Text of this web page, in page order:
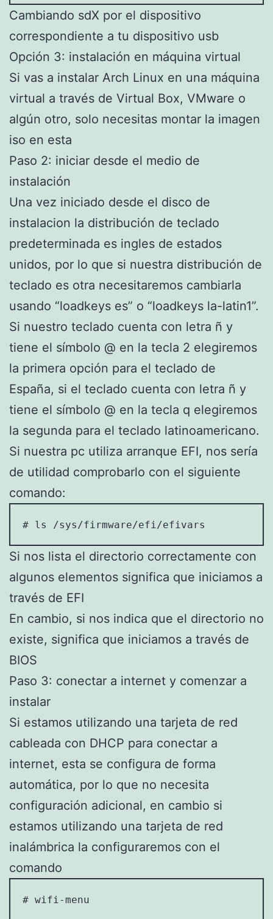
Cambiando sdX por el dispositivo
correspondiente a tu dispositivo usb
Opción 3: instalación en máquina virtual
Si vas a instalar Arch Linux en una máquina
virtual a través de Virtual Box, VMware o
algún otro, solo necesitas montar la imagen
iso en esta
Paso 2: iniciar desde el medio de
instalación
Una vez iniciado desde el disco de
instalacion la distribución de teclado
predeterminada es ingles de estados
unidos, por lo que si nuestra distribución de
teclado es otra necesitaremos cambiarla
usando “loadkeys es” o “loadkeys la-latin1”.
Si nuestro teclado cuenta con letra ñ y
tiene el símbolo @ en la tecla 2 elegiremos
la primera opción para el teclado de
España, si el teclado cuenta con letra ñ y
tiene el símbolo @ en la tecla q elegiremos
la segunda para el teclado latinoamericano.
Si nuestra pc utiliza arranque EFI, nos sería
de utilidad comprobarlo con el siguiente
comando:
# ls /sys/firmware/efi/efivars
Si nos lista el directorio correctamente con
algunos elementos significa que iniciamos a
través de EFI
En cambio, si nos indica que el directorio no
existe, significa que iniciamos a través de
BIOS
Paso 3: conectar a internet y comenzar a
instalar
Si estamos utilizando una tarjeta de red
cableada con DHCP para conectar a
internet, esta se configura de forma
automática, por lo que no necesita
configuración adicional, en cambio si
estamos utilizando una tarjeta de red
inalámbrica la configuraremos con el
comando
# wifi-menu